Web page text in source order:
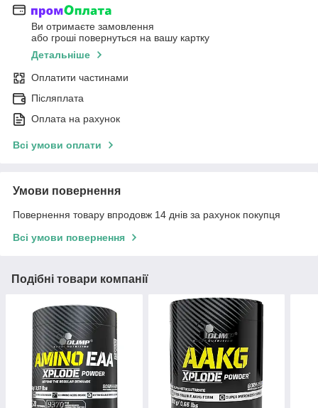
Ви отримаєте замовлення
або гроші повернуться на вашу картку
Детальніше
Оплатити частинами
Післяплата
Оплата на рахунок
Всі умови оплати
Умови повернення
Повернення товару впродовж 14 днів за рахунок покупця
Всі умови повернення
Подібні товари компанії